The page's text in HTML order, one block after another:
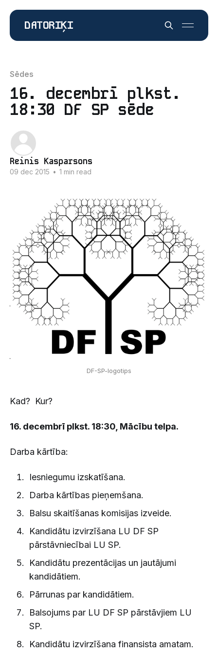
DATORIĶI
Sēdes
16. decembrī plkst.
18:30 DF SP sēde
Reinis Kasparsons
09 dec 2015 • 1 min read
DF-SP-logotips
Kad? Kur?
16. decembrī plkst. 18:30, Mācību telpa.
Darba kārtība:
Iesniegumu izskatīšana.
Darba kārtības pieņemšana.
Balsu skaitīšanas komisijas izveide.
Kandidātu izvirzīšana LU DF SP
pārstāvniecībai LU SP.
Kandidātu prezentācijas un jautājumi
kandidātiem.
Pārrunas par kandidātiem.
Balsojums par LU DF SP pārstāvjiem LU
SP.
Kandidātu izvirzīšana finansista amatam.